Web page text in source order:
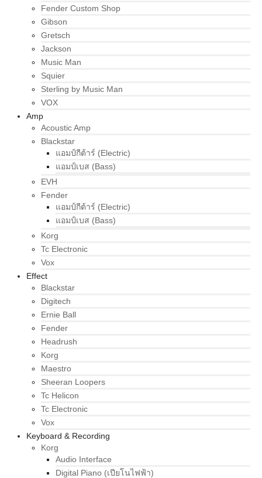
Fender Custom Shop
Gibson
Gretsch
Jackson
Music Man
Squier
Sterling by Music Man
VOX
Amp
Acoustic Amp
Blackstar
แอมป์กีต้าร์ (Electric)
แอมป์เบส (Bass)
EVH
Fender
แอมป์กีต้าร์ (Electric)
แอมป์เบส (Bass)
Korg
Tc Electronic
Vox
Effect
Blackstar
Digitech
Ernie Ball
Fender
Headrush
Korg
Maestro
Sheeran Loopers
Tc Helicon
Tc Electronic
Vox
Keyboard & Recording
Korg
Audio Interface
Digital Piano (เปียโนไฟฟ้า)